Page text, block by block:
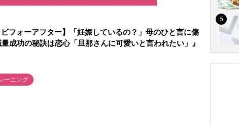
フォーアフター】「妊娠しているの？」母のひと言に傷
成功の秘訣は恋心「旦那さんに可愛いと言われたい」』
ーニング